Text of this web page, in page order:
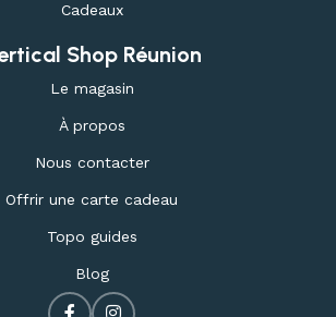
Cadeaux
Shop Réunion
Le magasin
À propos
Nous contacter
Offrir une carte cadeau
Topo guides
Blog